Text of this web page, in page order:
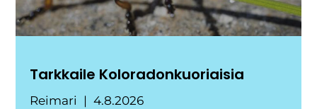
Tarkkaile Koloradonkuoriaisia
Reimari 4.8.2026